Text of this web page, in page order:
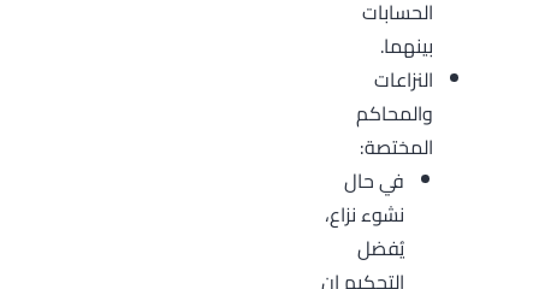
الحسابات
بينهما.
النزاعات
والمحاكم
المختصة:
في حال
نشوء نزاع،
يُفضل
التحكيم إن